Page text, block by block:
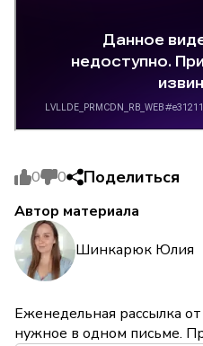
0 0 Поделиться
Автор материала
Шинкарюк Юлия
Еженедельная рассылка
нужное в одном письме.